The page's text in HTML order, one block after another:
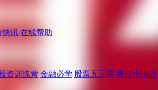
快讯 在线帮助
资训练营 金融必学 股票五元课 股市小技巧